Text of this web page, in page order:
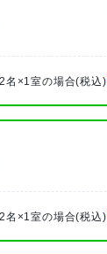
名×1室の場合(税込)
名×1室の場合(税込)